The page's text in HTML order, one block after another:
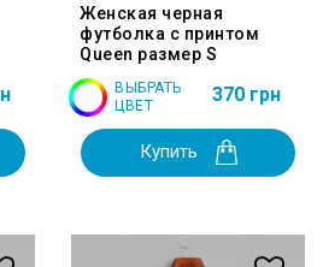
Женская черная
футболка с принтом
Queen размер S
ВЫБРАТЬ
ЦВЕТ
370 грн
Купить